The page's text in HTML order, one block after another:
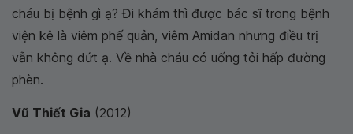
cháu bị bệnh gì ạ? Đi khám thì được bác sĩ trong bệnh
viện kê là viêm phế quản, viêm Amidan nhưng điều trị
vẫn không dứt ạ. Về nhà cháu có uống tỏi hấp đường
phèn.
Vũ Thiết Gia (2012)